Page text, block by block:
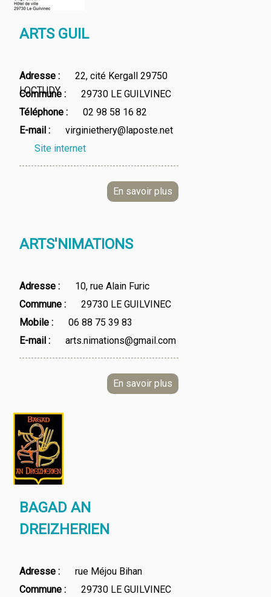
ARTS GUIL
Adresse
22, cité Kergall 29750
LOCTUDY
Commune
29730 LE GUILVINEC
Téléphone
02 98 58 16 82
E-mail
virginiethery@laposte.net
Site internet
ARTS'NIMATIONS
Adresse
10, rue Alain Furic
Commune
29730 LE GUILVINEC
Mobile
06 88 75 39 83
E-mail
arts.nimations@gmail.com
BAGAD AN
DREIZHERIEN
Adresse
rue Méjou Bihan
Commune
29730 LE GUILVINEC